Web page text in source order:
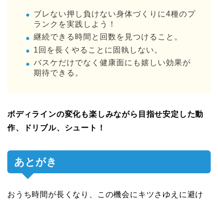
ブレない押し負けない身体づくりに4種のプ
ランクを実践しよう！
継続できる時間と回数を見つけること。
1回を長くやることに固執しない。
バスケだけでなく健康面にも嬉しい効果が
期待できる。
ボディラインの変化も楽しみながら目指せ安定した動
作、ドリブル、シュート！
あとがき
おうち時間が長くなり、この機会にキツさゆえに避け